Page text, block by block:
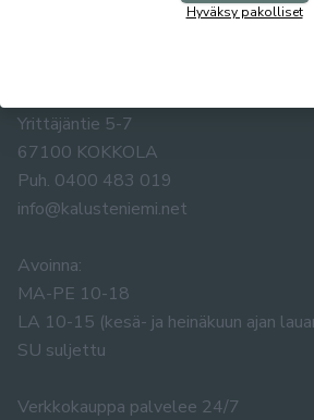
Yrittäjäntie 5-7
67100 KOKKOLA
Puh. 0400 483 019
info@kalusteniemi.net
Avoinna:
MA-PE 10-18
LA 10-15 (kesä- ja heinäkuun ajan
SU suljettu
Verkkokauppa palvelee 24/7
Hyväksy pakolliset